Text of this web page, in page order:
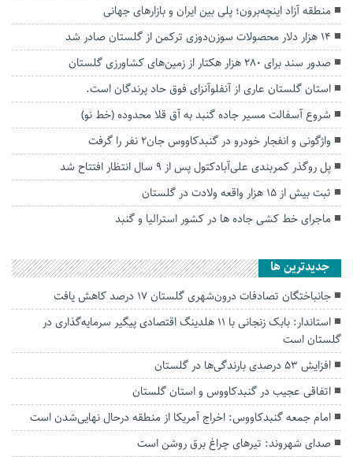
منطقه آزاد اینچه‌برون؛ پلی بین ایران و بازارهای جهانی
۱۴ هزار دلار محصولات سوزن‌دوزی ترکمن از گلستان صادر شد
صدور سند برای ۲۸۰ هزار هکتار از زمین‌های کشاورزی گلستان
استان گلستان عاری از آنفلوآنزای فوق حاد پرندگان است.
شروع آسفالت مسیر جاده گنبد به آق قلا محدوده (خط نو)
واژگونی و انفجار خودرو در گنبدکاووس جان2 نفر را گرفت
پل روگذر کمربندی علی‌آبادکتول پس از ۹ سال انتظار افتتاح شد
ثبت بیش از ۱۵ هزار واقعه ولادت در گلستان
ماجرای خط کشی جاده ها در کشور استرالیا و گنبد
جديدترين ها
جانباختگان تصادفات درون‌شهری گلستان ۱۷ درصد کاهش یافت
استاندار: بابک زنجانی با ۱۱ هلدینگ اقتصادی پیگیر سرمایه‌گذاری در
گلستان است
افزایش ۵۳ درصدی بارندگی‌ها در گلستان
اتفاقی عجیب در‌ گنبدکاووس و استان گلستان
امام جمعه گنبدکاووس: اخراج آمریکا از منطقه درحال نهایی‌شدن است
صدای شهروند: تیرهای چراغ برق روشن است